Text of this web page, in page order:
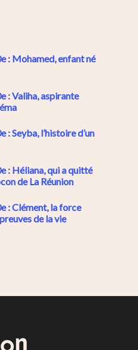
: Mohamed, enfant né
: Valiha, aspirante
: Seyba, l’histoire d’un
: Héliana, qui a quitté
de La Réunion
: Clément, la force
de la vie